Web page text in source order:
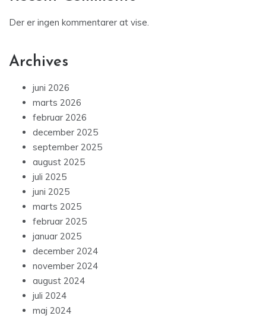
Der er ingen kommentarer at vise.
Archives
juni 2026
marts 2026
februar 2026
december 2025
september 2025
august 2025
juli 2025
juni 2025
marts 2025
februar 2025
januar 2025
december 2024
november 2024
august 2024
juli 2024
maj 2024